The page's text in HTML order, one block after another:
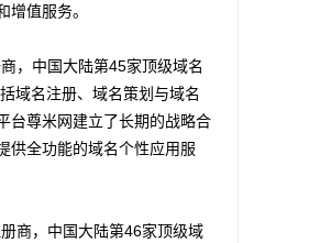
值服务。
，中国大陆第45家顶级域名
域名注册、域名策划与域名
台尊米网建立了长期的战略合
供全功能的域名个性应用服
商，中国大陆第46家顶级域